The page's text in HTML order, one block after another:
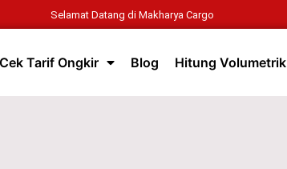
Selamat Datang di Makharya Cargo
Cek Tarif Ongkir Blog Hitung Volumetrik